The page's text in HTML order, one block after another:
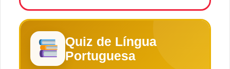
Quiz de Língua
Portuguesa